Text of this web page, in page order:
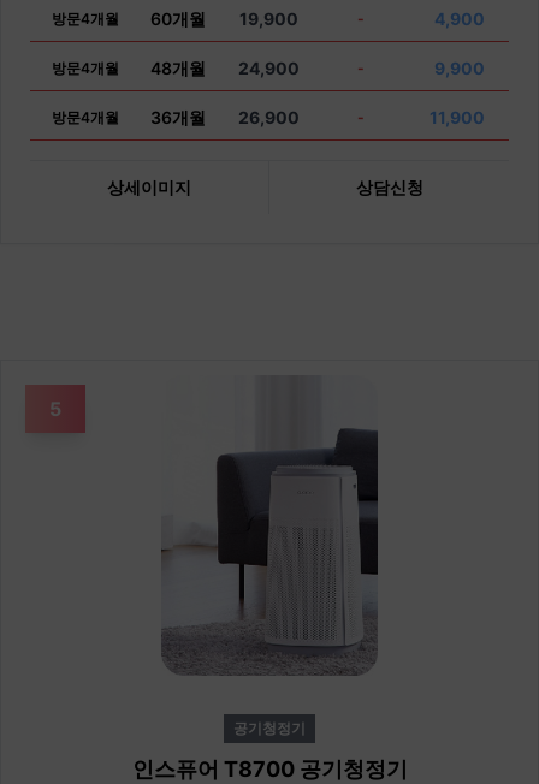
방문4개월 60개월 19,900 - 4,900
방문4개월 48개월 24,900 - 9,900
방문4개월 36개월 26,900 - 11,900
상세이미지 상담신청
5
공기청정기
인스퓨어 T8700 공기청정기